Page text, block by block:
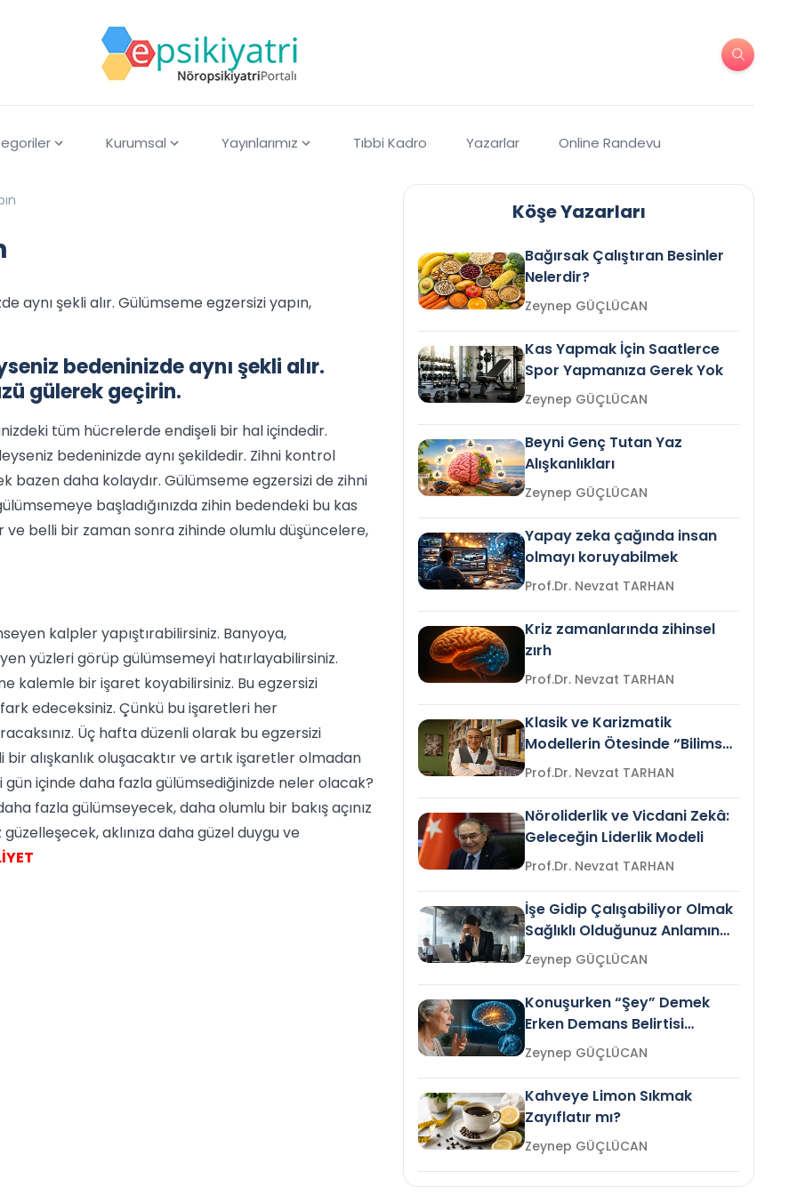
Kurumsal Yayınlarımız Tıbbi Kadro Yazarlar Online Randevu
aynı şekli alır. Gülümseme egzersizi yapın,
bedeninizde aynı şekli alır.
gülerek geçirin.
tüm hücrelerde endişeli bir hal içindedir.
bedeninizde aynı şekildedir. Zihni kontrol
daha kolaydır. Gülümseme egzersizi de zihni
başladığınızda zihin bedendeki bu kas
belli bir zaman sonra zihinde olumlu düşüncelere,
kalpler yapıştırabilirsiniz. Banyoya,
yüzleri görüp gülümsemeyi hatırlayabilirsiniz.
kalemle bir işaret koyabilirsiniz. Bu egzersizi
edeceksiniz. Çünkü bu işaretleri her
Üç hafta düzenli olarak bu egzersizi
bir alışkanlık oluşacaktır ve artık işaretler olmadan
gün içinde daha fazla gülümsediğinizde neler olacak?
fazla gülümseyecek, daha olumlu bir bakış açınız
aklınıza daha güzel duygu ve
Köşe Yazarları
Bağırsak Çalıştıran Besinler
Nelerdir?
Zeynep GÜÇLÜCAN
Kas Yapmak İçin Saatlerce
Spor Yapmanıza Gerek Yok
Zeynep GÜÇLÜCAN
Beyni Genç Tutan Yaz
Alışkanlıkları
Zeynep GÜÇLÜCAN
Yapay zeka çağında insan
olmayı koruyabilmek
Prof.Dr. Nevzat TARHAN
Kriz zamanlarında zihinsel
zırh
Prof.Dr. Nevzat TARHAN
Klasik ve Karizmatik
Modellerin Ötesinde “Bilimsel
Liderlik”
Prof.Dr. Nevzat TARHAN
Nöroliderlik ve Vicdani Zekâ:
Geleceğin Liderlik Modeli
Prof.Dr. Nevzat TARHAN
İşe Gidip Çalışabiliyor Olmak
Sağlıklı Olduğunuz Anlamına
Gelir mi?Zeynep GÜÇLÜCAN
Konuşurken “Şey” Demek
Erken Demans Belirtisi
Olabilir mi?Zeynep GÜÇLÜCAN
Kahveye Limon Sıkmak
Zayıflatır mı?
Zeynep GÜÇLÜCAN